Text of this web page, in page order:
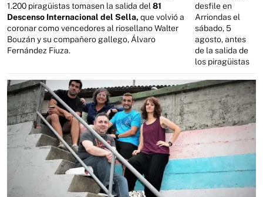
1.200 piragüistas tomasen la salida del 81
Descenso Internacional del Sella, que volvió a
coronar como vencedores al riosellano Walter
Bouzán y su compañero gallego, Álvaro
Fernández Fiuza.
desfile en
Arriondas el
sábado, 5
agosto, antes
de la salida de
los piragüistas